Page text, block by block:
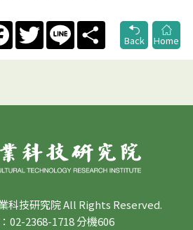
FacebookTwitter Line
Share
Back
Home
科技研究院 All Rights Reserved.
02-2368-1718 分機606